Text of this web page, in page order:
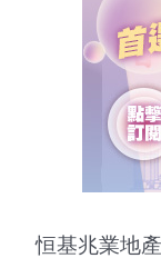
恒基兆業地